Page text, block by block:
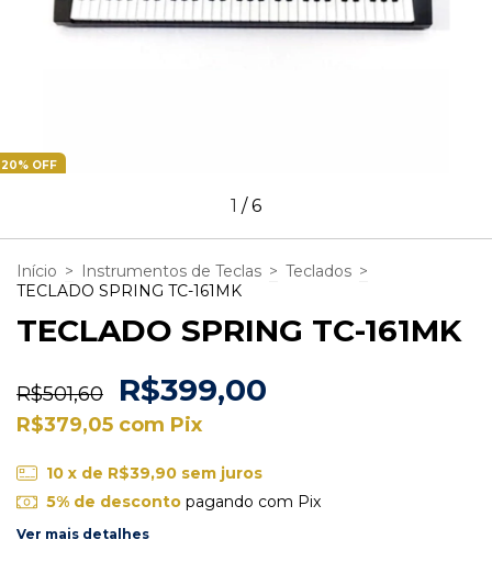
20% OFF
1 /6
Início > Instrumentos de Teclas > Teclados >
TECLADO SPRING TC-161MK
TECLADO SPRING TC-161MK
R$501,60 R$399,00
R$379,05 com Pix
10 x de R$39,90 sem juros
5% de descontopagando com Pix
Ver mais detalhes